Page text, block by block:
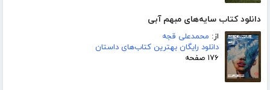
دانلود کتاب سایه‌های مبهم آبی
از: محمدعلی قجه
دانلود رایگان بهترین کتاب‌های داستان
۱۷۶ صفحه